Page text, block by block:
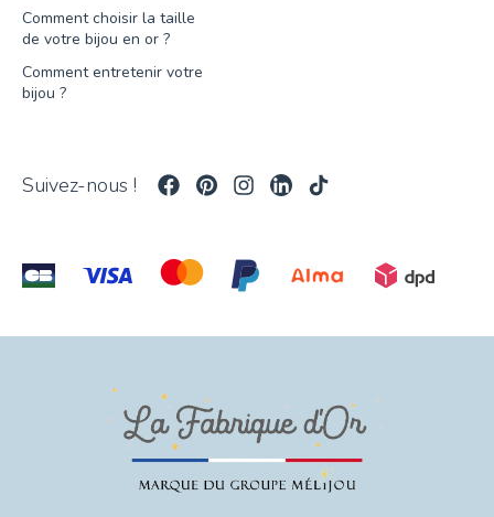
Comment choisir la taille
de votre bijou en or ?
Comment entretenir votre
bijou ?
Suivez-nous !